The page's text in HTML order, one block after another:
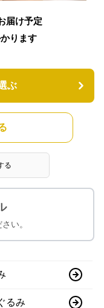
届け予定
ります
ぶ
る
い。
るみ